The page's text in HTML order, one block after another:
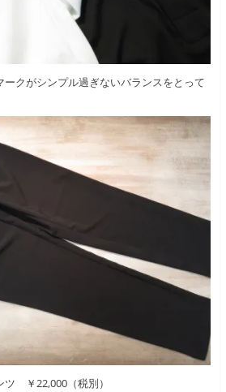
クがシンプル過ぎないバランスをとって
ツ ￥22,000（税別）